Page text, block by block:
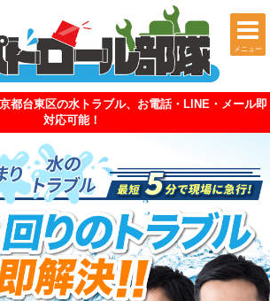
メニュー
都台東区の水トラブル、お電話・LINE・メール即
対応可能！